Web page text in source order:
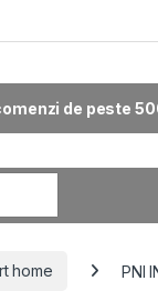
de peste
home PNI